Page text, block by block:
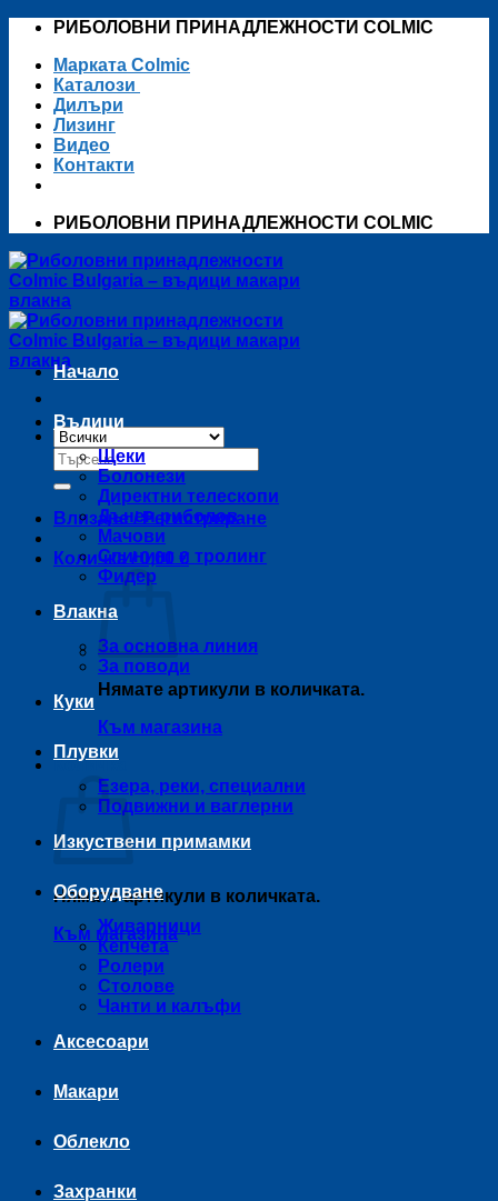
Skip
content
РИБОЛОВНИ ПРИНАДЛЕЖНОСТИ COLMIC
Марката Colmic
Каталози
Дилъри
Лизинг
Видео
Контакти
РИБОЛОВНИ ПРИНАДЛЕЖНОСТИ COLMIC
Търсене
за:
Влизане / Регистриране
Количка /0,00 €
Нямате артикули в количката.
Към магазина
Количка
Нямате артикули в количката.
Към магазина
Начало
Въдици
Щеки
Болонези
Директни телескопи
Дънен риболов
Мачови
Спининг и тролинг
Фидер
Влакна
За основна линия
За поводи
Куки
Плувки
Езера, реки, специални
Подвижни и ваглерни
Изкуствени примамки
Оборудване
Живарници
Кепчета
Ролери
Столове
Чанти и калъфи
Аксесоари
Макари
Облекло
Захранки